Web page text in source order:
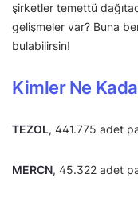
şirketler temettü
gelişmeler var? Buna
bulabilirsin!
Kimler Ne
TEZOL, 441.775 adet
MERCN, 45.322 adet